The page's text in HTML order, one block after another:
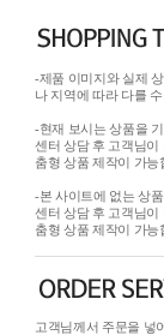
-제품 이미지와 실제
나 지역에 따라 다를 수
-현재 보시는 상품을
센터 상담 후 고객님이
춤형 상품 제작이 가능
-본 사이트에 없는 상
센터 상담 후 고객님이
춤형 상품 제작이 가능
고객님께서 주문을 넣